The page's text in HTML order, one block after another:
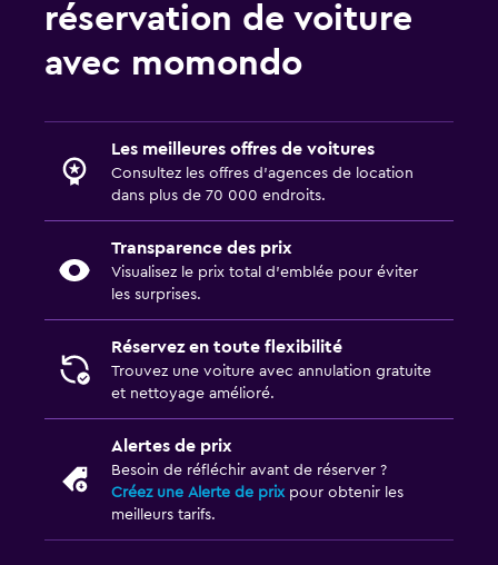
réservation de voiture
avec momondo
Les meilleures offres de voitures
Consultez les offres d’agences de location
dans plus de 70 000 endroits.
Transparence des prix
Visualisez le prix total d’emblée pour éviter
les surprises.
Réservez en toute flexibilité
Trouvez une voiture avec annulation gratuite
et nettoyage amélioré.
Alertes de prix
Besoin de réfléchir avant de réserver ?
Créez une Alerte de prixpour obtenir les
meilleurs tarifs.